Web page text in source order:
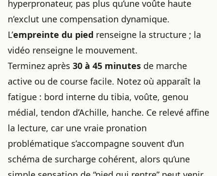
hyperpronateur, pas plus qu’une voûte haute
n’exclut une compensation dynamique.
L’empreinte du pied renseigne la structure ; la
vidéo renseigne le mouvement.
Terminez après 30 à 45 minutes de marche
active ou de course facile. Notez où apparaît la
fatigue : bord interne du tibia, voûte, genou
médial, tendon d’Achille, hanche. Ce relevé affine
la lecture, car une vraie pronation
problématique s’accompagne souvent d’un
schéma de surcharge cohérent, alors qu’une